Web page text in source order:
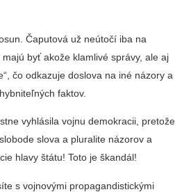
Čaputová už neútočí iba na
majú byť akože klamlivé správy, ale aj
čo odkazuje doslova na iné názory a
faktov.
vyhlásila vojnu demokracii, pretože
slova a pluralite názorov a
hlavy štátu! Toto je škandál!
s vojnovými propagandistickými